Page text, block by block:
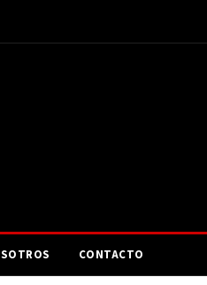
CONTACTO